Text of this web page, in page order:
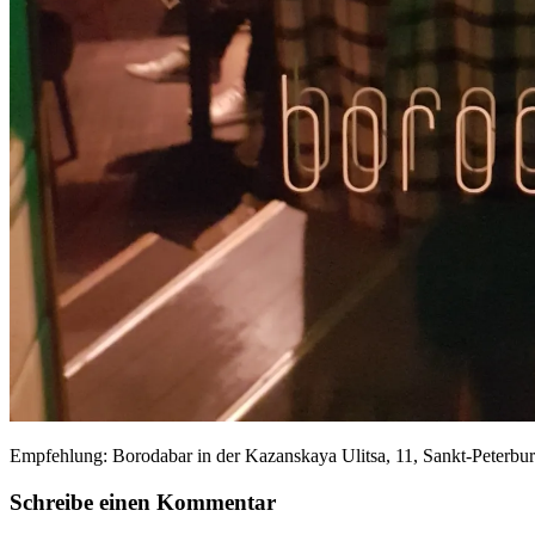
Empfehlung: Borodabar in der Kazanskaya Ulitsa, 11, Sankt-
Schreibe einen Kommentar